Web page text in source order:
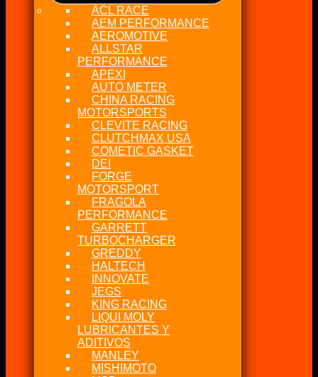
ACL RACE
AEM PERFORMANCE
AEROMOTIVE
ALLSTAR
PERFORMANCE
APEXI
AUTO METER
CHINA RACING
MOTORSPORTS
CLEVITE RACING
CLUTCHMAX USA
COMETIC GASKET
DEI
FORGE
MOTORSPORT
FRAGOLA
PERFORMANCE
GARRETT
TURBOCHARGER
GREDDY
HALTECH
INNOVATE
JEGS
KING RACING
LIQUI MOLY
LUBRICANTES Y
ADITIVOS
MANLEY
MISHIMOTO